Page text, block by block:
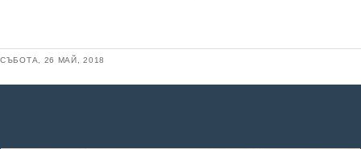
СЪБОТА, 26 МАЙ, 2018